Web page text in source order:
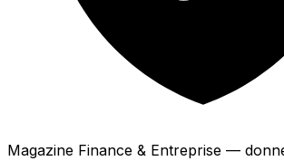
Magazine Finance & Entreprise —